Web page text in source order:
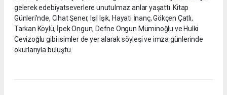
gelerek edebiyatseverlere unutulmaz anlar yaşattı. Kitap
Günleri’nde, Cihat Şener, Işıl Işık, Hayati İnanç, Gökçen Çatlı,
Tarkan Köylü, İpek Ongun, Defne Ongun Müminoğlu ve Hulki
Cevizoğlu gibi isimler de yer alarak söyleşi ve imza günlerinde
okurlarıyla buluştu.